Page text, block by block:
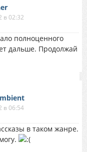
в 02:32
полноценного
дальше. Продолжай
в 06:54
в таком жанре.